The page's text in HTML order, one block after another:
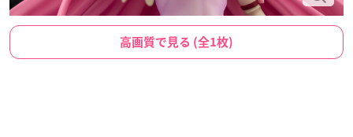
高画質で見る (全1枚)